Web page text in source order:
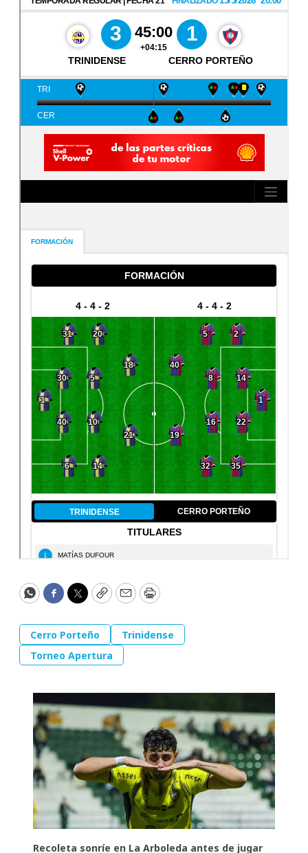
WhatsApp
Facebook
Twitter
CopyEmailPrint
Cerro Porteño
Trinidense
Torneo Apertura
Recoleta sonríe en La Arboleda antes de jugar